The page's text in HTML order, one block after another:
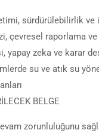
sürdürülebilirlik
çevresel raporlama
yapay zeka ve karar
su ve atık su
BELGE
zorunluluğunu